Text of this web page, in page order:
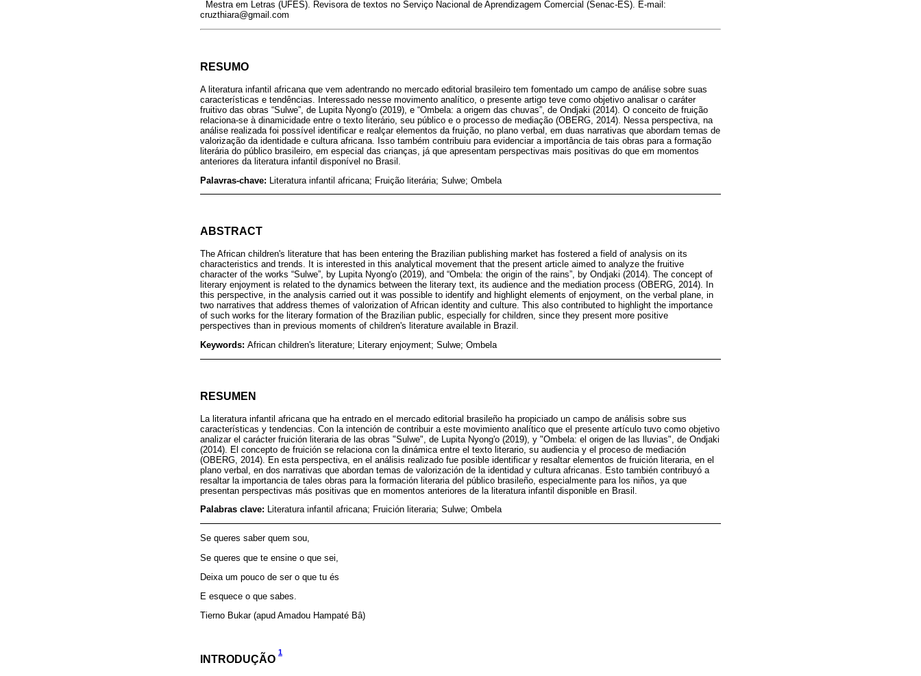
Mestra em Letras (UFES). Revisora de textos no Serviço Nacional de Aprendizagem Comercial (Senac-ES). E-mail:
cruzthiara@gmail.com
RESUMO
A literatura infantil africana que vem adentrando no mercado editorial brasileiro tem fomentado um campo de análise sobre suas
características e tendências. Interessado nesse movimento analítico, o presente artigo teve como objetivo analisar o caráter
fruitivo das obras “Sulwe”, de Lupita Nyong'o (2019), e “Ombela: a origem das chuvas”, de Ondjaki (2014). O conceito de fruição
relaciona-se à dinamicidade entre o texto literário, seu público e o processo de mediação (OBERG, 2014). Nessa perspectiva, na
análise realizada foi possível identificar e realçar elementos da fruição, no plano verbal, em duas narrativas que abordam temas de
valorização da identidade e cultura africana. Isso também contribuiu para evidenciar a importância de tais obras para a formação
literária do público brasileiro, em especial das crianças, já que apresentam perspectivas mais positivas do que em momentos
anteriores da literatura infantil disponível no Brasil.
Palavras-chave: Literatura infantil africana; Fruição literária; Sulwe; Ombela
ABSTRACT
The African children's literature that has been entering the Brazilian publishing market has fostered a field of analysis on its
characteristics and trends. It is interested in this analytical movement that the present article aimed to analyze the fruitive
character of the works “Sulwe”, by Lupita Nyong'o (2019), and “Ombela: the origin of the rains”, by Ondjaki (2014). The concept of
literary enjoyment is related to the dynamics between the literary text, its audience and the mediation process (OBERG, 2014). In
this perspective, in the analysis carried out it was possible to identify and highlight elements of enjoyment, on the verbal plane, in
two narratives that address themes of valorization of African identity and culture. This also contributed to highlight the importance
of such works for the literary formation of the Brazilian public, especially for children, since they present more positive
perspectives than in previous moments of children's literature available in Brazil.
Keywords: African children's literature; Literary enjoyment; Sulwe; Ombela
RESUMEN
La literatura infantil africana que ha entrado en el mercado editorial brasileño ha propiciado un campo de análisis sobre sus
características y tendencias. Con la intención de contribuir a este movimiento analítico que el presente artículo tuvo como objetivo
analizar el carácter fruición literaria de las obras "Sulwe", de Lupita Nyong'o (2019), y "Ombela: el origen de las lluvias", de Ondjaki
(2014). El concepto de fruición se relaciona con la dinámica entre el texto literario, su audiencia y el proceso de mediación
(OBERG, 2014). En esta perspectiva, en el análisis realizado fue posible identificar y resaltar elementos de fruición literaria, en el
plano verbal, en dos narrativas que abordan temas de valorización de la identidad y cultura africanas. Esto también contribuyó a
resaltar la importancia de tales obras para la formación literaria del público brasileño, especialmente para los niños, ya que
presentan perspectivas más positivas que en momentos anteriores de la literatura infantil disponible en Brasil.
Palabras clave: Literatura infantil africana; Fruición literaria; Sulwe; Ombela
Se queres saber quem sou,
Se queres que te ensine o que sei,
Deixa um pouco de ser o que tu és
E esquece o que sabes.
Tierno Bukar (apud Amadou Hampaté Bâ)
INTRODUÇÃO
1